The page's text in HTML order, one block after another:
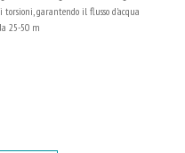
garantendo il flusso d'acqua
25-50 m